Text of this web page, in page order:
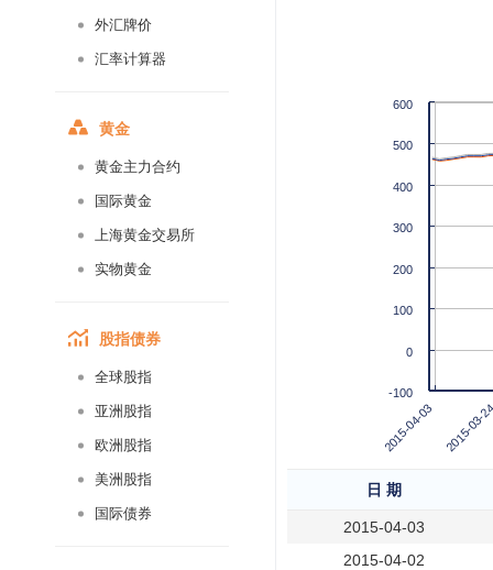
外汇牌价
汇率计算器
黄金
黄金主力合约
国际黄金
上海黄金交易所
实物黄金
股指债券
全球股指
亚洲股指
欧洲股指
美洲股指
国际债券
2015-04-03 2015-
-100
0
100
200
300
400
500
600
日 期
2015-04-03
2015-04-02